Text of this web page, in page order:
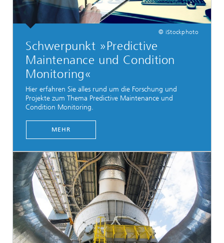
© iStockphoto
Schwerpunkt »Predictive
Maintenance und Condition
Monitoring«
Hier erfahren Sie alles rund um die Forschung und
Projekte zum Thema Predictive Maintenance und
Condition Monitoring.
MEHR